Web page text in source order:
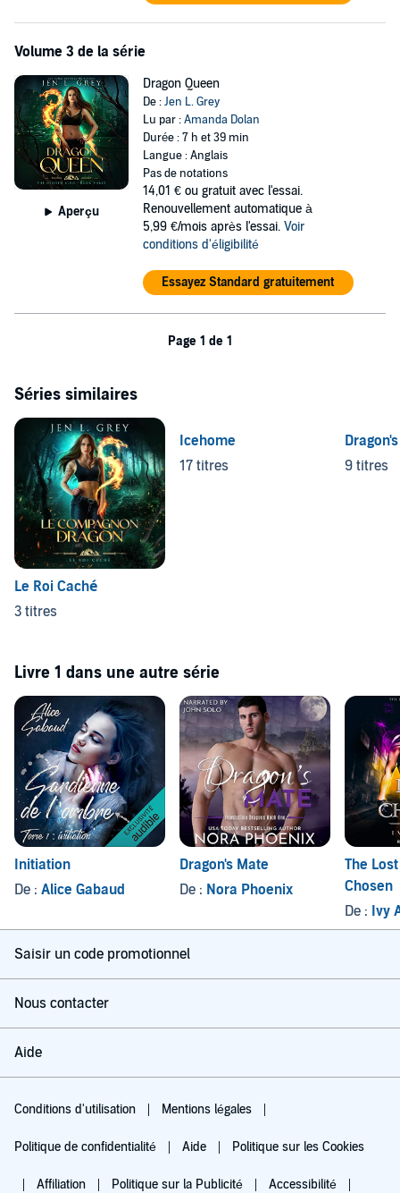
Volume 3 de la série
Aperçu
Dragon Queen
De :Jen L. Grey
Lu par :Amanda Dolan
Durée : 7 h et 39 min
Langue : Anglais
Pas de notations
14,01 € ou gratuit avec l'essai.
Renouvellement automatique à
5,99 €/mois après l'essai. Voir
conditions d'éligibilité
Essayez Standard gratuitement
Page 1 de 1
Séries similaires
Le Roi Caché
3 titres
Icehome
17 titres
9 titres
Livre 1 dans une autre série
Initiation
De : Alice Gabaud
Dragon's Mate
De : Nora Phoenix
The
Chosen
De : Ivy
Saisir un code promotionnel
Nous contacter
Aide
Conditions d'utilisation Mentions légales
Politique de confidentialité Aide Politique sur les Cookies
Affiliation Politique sur la Publicité Accessibilité